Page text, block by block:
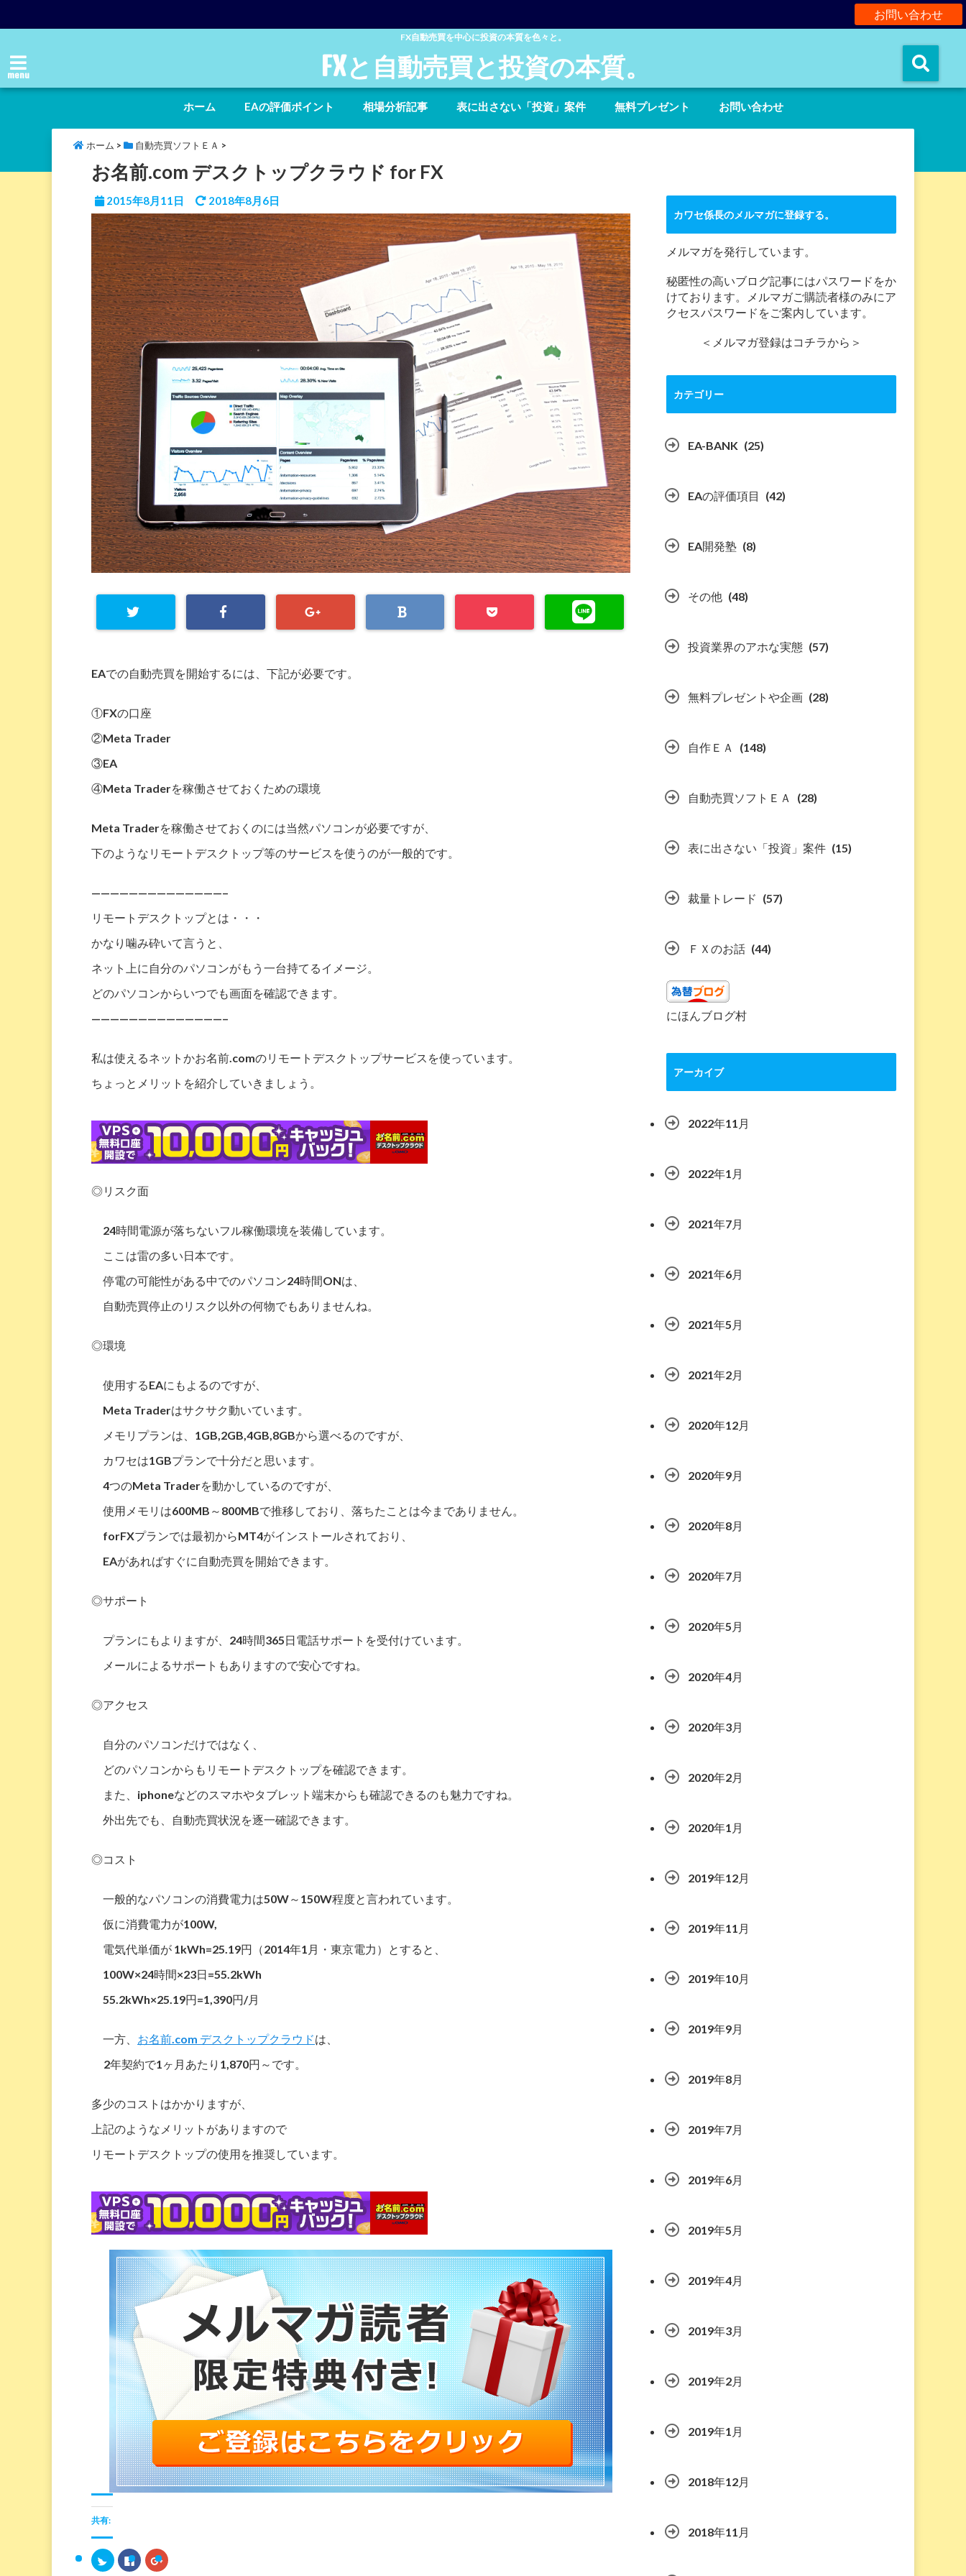
お問い合わせ
FX自動売買を中心に投資の本質を色々と。
menu FXと自動売買と投資の本質。
ホーム EAの評価ポイント 相場分析記事 表に出さない「投資」案件 無料プレゼント お問い合わせ
ホーム > 自動売買ソフトＥＡ >
お名前.com デスクトップクラウド for FX
2015年8月11日 2018年8月6日
EAでの自動売買を開始するには、下記が必要です。
①FXの口座
②Meta Trader
③EA
④Meta Traderを稼働させておくための環境
Meta Traderを稼働させておくのには当然パソコンが必要ですが、
下のようなリモートデスクトップ等のサービスを使うのが一般的です。
——————————————–
リモートデスクトップとは・・・
かなり噛み砕いて言うと、
ネット上に自分のパソコンがもう一台持てるイメージ。
どのパソコンからいつでも画面を確認できます。
——————————————–
私は使えるネットかお名前.comのリモートデスクトップサービスを使っています。
ちょっとメリットを紹介していきましょう。
◎リスク面
24時間電源が落ちないフル稼働環境を装備しています。
ここは雷の多い日本です。
停電の可能性がある中でのパソコン24時間ONは、
自動売買停止のリスク 以外の何物でもありませんね。
◎環境
使用するEAにもよるのですが、
Meta Traderはサクサク動いています。
メモリプランは、1GB,2GB,4GB,8GBから選べるのですが、
カワセは1GBプランで十分だと思います。
4つのMeta Traderを動かしているのですが、
使用メモリは600MB～800MBで推移しており、落ちたことは今までありません。
forFXプランでは最初からMT4がインストールされており、
EAがあればすぐに自動売買を開始できます。
◎サポート
プランにもよりますが、24時間365日電話サポートを受付けています。
メールによるサポートもありますので安心ですね。
◎アクセス
自分のパソコンだけではなく、
どのパソコンからもリモートデスクトップを確認できます。
また、iphoneなどのスマホやタブレット端末からも確認できるのも魅力ですね。
外出先でも、自動売買状況を逐一確認できます。
◎コスト
一般的なパソコンの消費電力は50W～150W程度と言われています。
仮に消費電力が100W,
電気代単価が 1kWh=25.19円（2014年1月・東京電力）とすると、
100W×24時間×23日=55.2kWh
55.2kWh×25.19円=1,390円/月
一方、 お名前.com デスクトップクラウドは、
2年契約で1ヶ月あたり1,870円～です。
多少のコストはかかりますが、
上記のようなメリットがありますので
リモートデスクトップの使用を推奨しています。
共有:
ク
リ
F
a
ク
リ
カワセ係長のメルマガに登録する。
メルマガを発行しています。
秘匿性の高いブログ記事にはパスワードをか
けております。メルマガご購読者様のみにア
クセスパスワードをご案内しています。
＜メルマガ登録はコチラから＞
カテゴリー
EA-BANK (25)
EAの評価項目 (42)
EA開発塾 (8)
その他 (48)
投資業界のアホな実態 (57)
無料プレゼントや企画 (28)
自作ＥＡ (148)
自動売買ソフトＥＡ (28)
表に出さない「投資」案件 (15)
裁量トレード (57)
ＦＸのお話 (44)
にほんブログ村
アーカイブ
2022年11月
2022年1月
2021年7月
2021年6月
2021年5月
2021年2月
2020年12月
2020年9月
2020年8月
2020年7月
2020年5月
2020年4月
2020年3月
2020年2月
2020年1月
2019年12月
2019年11月
2019年10月
2019年9月
2019年8月
2019年7月
2019年6月
2019年5月
2019年4月
2019年3月
2019年2月
2019年1月
2018年12月
2018年11月